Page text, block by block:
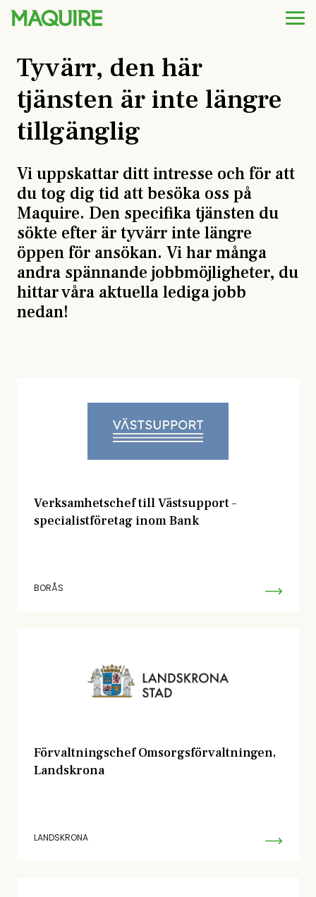
Tyvärr, den här
tjänsten är inte längre
tillgänglig
Vi uppskattar ditt intresse och för att
du tog dig tid att besöka oss på
Maquire. Den specifika tjänsten du
sökte efter är tyvärr inte längre
öppen för ansökan. Vi har många
andra spännande jobbmöjligheter, du
hittar våra aktuella lediga jobb
nedan!
Verksamhetschef till Västsupport –
specialistföretag inom Bank
BORÅS
Förvaltningschef Omsorgsförvaltningen,
Landskrona
LANDSKRONA